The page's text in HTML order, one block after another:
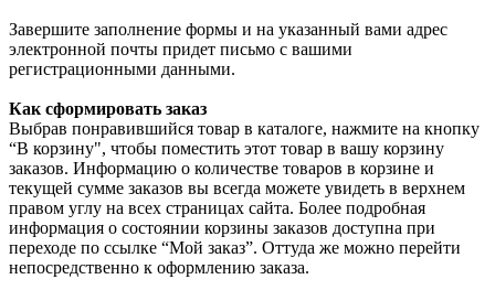
Завершите заполнение формы и на указанный вами адрес
электронной почты придет письмо с вашими
регистрационными данными.
Как сформировать заказ
Выбрав понравившийся товар в каталоге, нажмите на кнопку
“В корзину", чтобы поместить этот товар в вашу корзину
заказов. Информацию о количестве товаров в корзине и
текущей сумме заказов вы всегда можете увидеть в верхнем
правом углу на всех страницах сайта. Более подробная
информация о состоянии корзины заказов доступна при
переходе по ссылке “Мой заказ”. Оттуда же можно перейти
непосредственно к оформлению заказа.